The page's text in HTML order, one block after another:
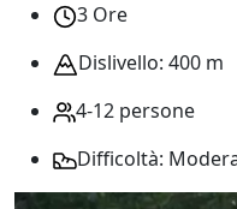
3 Ore
Dislivello: 400 m
4-12 persone
Difficoltà: